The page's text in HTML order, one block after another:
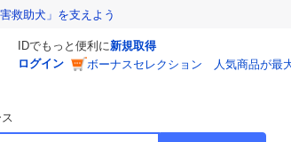
救助犬」を支えよう
IDでもっと便利に新規取得
ログイン
ボーナスセレクション 人気商品が最